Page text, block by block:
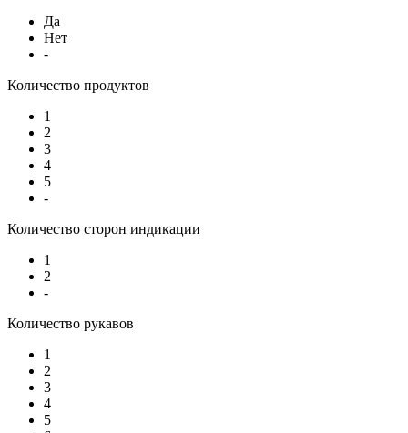
Да
Нет
-
Количество продуктов
1
2
3
4
5
-
Количество сторон индикации
1
2
-
Количество рукавов
1
2
3
4
5